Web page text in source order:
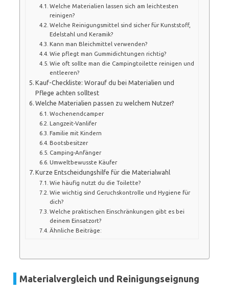
Welche Materialien lassen sich am leichtesten
reinigen?
Welche Reinigungsmittel sind sicher für Kunststoff,
Edelstahl und Keramik?
Kann man Bleichmittel verwenden?
Wie pflegt man Gummidichtungen richtig?
Wie oft sollte man die Campingtoilette reinigen und
entleeren?
Kauf-Checkliste: Worauf du bei Materialien und
Pflege achten solltest
Welche Materialien passen zu welchem Nutzer?
Wochenendcamper
Langzeit-Vanlifer
Familie mit Kindern
Bootsbesitzer
Camping-Anfänger
Umweltbewusste Käufer
Kurze Entscheidungshilfe für die Materialwahl
Wie häufig nutzt du die Toilette?
Wie wichtig sind Geruchskontrolle und Hygiene für
dich?
Welche praktischen Einschränkungen gibt es bei
deinem Einsatzort?
Ähnliche Beiträge:
Materialvergleich und Reinigungseignung